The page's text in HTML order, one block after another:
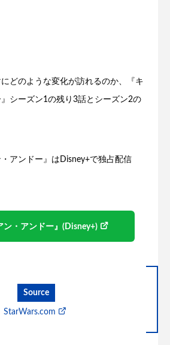
どのような変化が訪れるのか、『キ
シーズン1の残り3話とシーズン2の
・アンドー』はDisney+で独占配信
ン・アンドー』(Disney+)
Source
StarWars.com